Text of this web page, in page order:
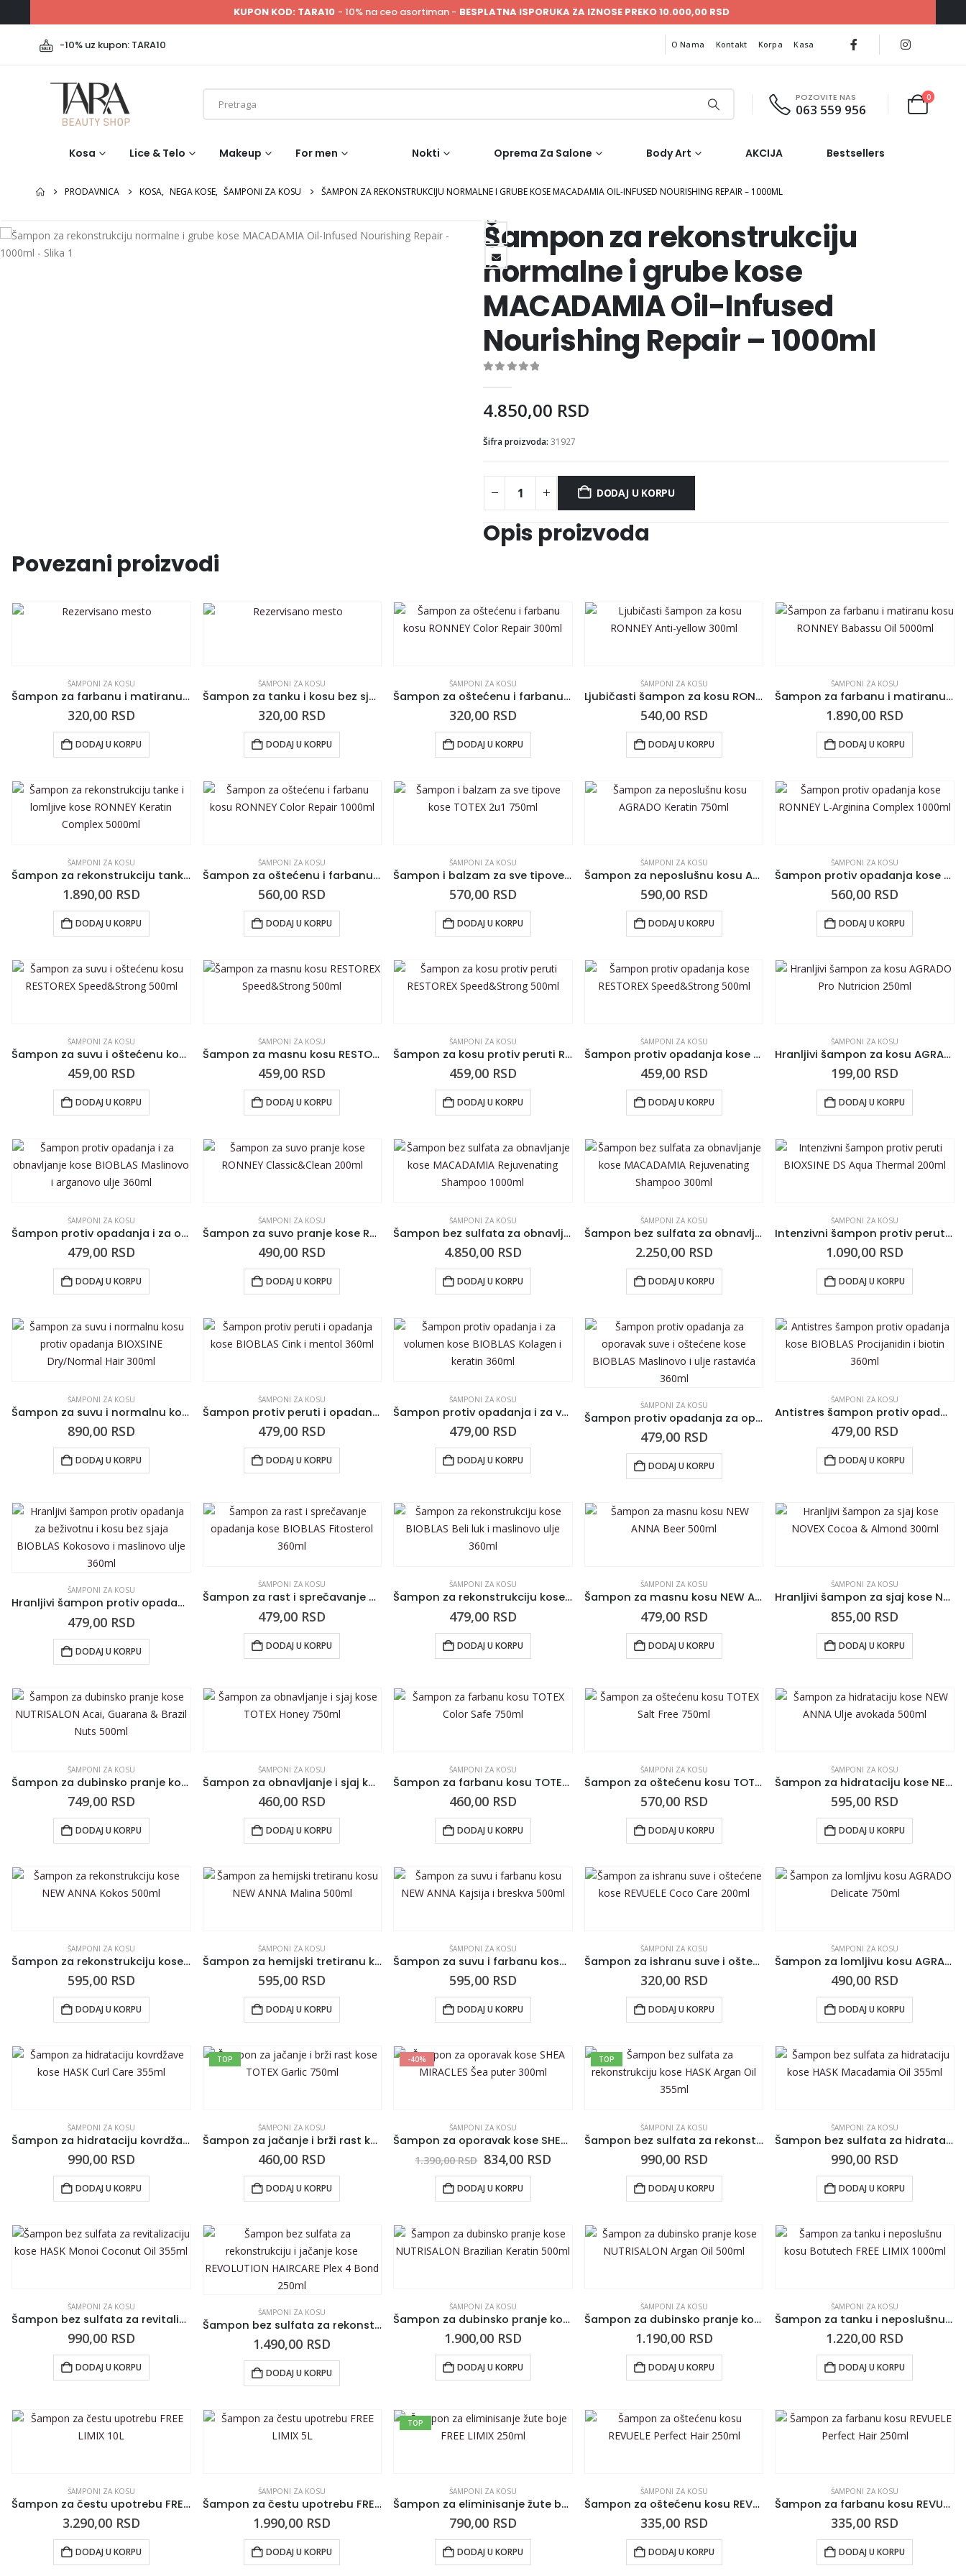
KUPON KOD: TARA10 - 10% na ceo asortiman - BESPLATNA ISPORUKA ZA IZNOSE PREKO 10.000,00 RSD
-10% uz kupon: TARA10 O Nama Kontakt Korpa Kasa
POZOVITE NAS
063 559 956
0
Kosa Lice & Telo Makeup For men Nokti Oprema Za Salone Body Art AKCIJA Bestsellers
PRODAVNICA KOSA, NEGA KOSE, ŠAMPONI ZA KOSU ŠAMPON ZA REKONSTRUKCIJU NORMALNE I GRUBE KOSE MACADAMIA OIL-INFUSED NOURISHING REPAIR – 1000ML
Šampon za rekonstrukciju
normalne i grube kose
MACADAMIA Oil-Infused
Nourishing Repair – 1000ml
4.850,00 RSD
Šifra proizvoda: 31927
DODAJ U KORPU
Opis proizvoda
Povezani proizvodi
ŠAMPONI ZA KOSU
Šampon za farbanu i matiranu kosu RONNEY Babassu Oil 300ml
320,00 RSD
DODAJ U KORPU
ŠAMPONI ZA KOSU
Šampon za tanku i kosu bez sjaja RONNEY Silk Sleek 300ml
320,00 RSD
DODAJ U KORPU
ŠAMPONI ZA KOSU
Šampon za oštećenu i farbanu kosu RONNEY Color Repair 300ml
320,00 RSD
DODAJ U KORPU
ŠAMPONI ZA KOSU
Ljubičasti šampon za kosu RONNEY Anti-yellow 300ml
540,00 RSD
DODAJ U KORPU
ŠAMPONI ZA KOSU
Šampon za farbanu i matiranu kosu RONNEY Babassu Oil 5000ml
1.890,00 RSD
DODAJ U KORPU
ŠAMPONI ZA KOSU
Šampon za rekonstrukciju tanke i lomljive kose RONNEY Keratin Complex 5000ml
1.890,00 RSD
DODAJ U KORPU
ŠAMPONI ZA KOSU
Šampon za oštećenu i farbanu kosu RONNEY Color Repair 1000ml
560,00 RSD
DODAJ U KORPU
ŠAMPONI ZA KOSU
Šampon i balzam za sve tipove kose TOTEX 2u1 750ml
570,00 RSD
DODAJ U KORPU
ŠAMPONI ZA KOSU
Šampon za neposlušnu kosu AGRADO Keratin 750ml
590,00 RSD
DODAJ U KORPU
ŠAMPONI ZA KOSU
Šampon protiv opadanja kose RONNEY L-Arginina Complex 1000ml
560,00 RSD
DODAJ U KORPU
ŠAMPONI ZA KOSU
Šampon za suvu i oštećenu kosu RESTOREX Speed&Strong 500ml
459,00 RSD
DODAJ U KORPU
ŠAMPONI ZA KOSU
Šampon za masnu kosu RESTOREX Speed&Strong 500ml
459,00 RSD
DODAJ U KORPU
ŠAMPONI ZA KOSU
Šampon za kosu protiv peruti RESTOREX Speed&Strong 500ml
459,00 RSD
DODAJ U KORPU
ŠAMPONI ZA KOSU
Šampon protiv opadanja kose RESTOREX Speed&Strong 500ml
459,00 RSD
DODAJ U KORPU
ŠAMPONI ZA KOSU
Hranljivi šampon za kosu AGRADO Pro Nutricion 250ml
199,00 RSD
DODAJ U KORPU
ŠAMPONI ZA KOSU
Šampon protiv opadanja i za obnavljanje kose BIOBLAS Maslinovo i arganovo ulje 360ml
479,00 RSD
DODAJ U KORPU
ŠAMPONI ZA KOSU
Šampon za suvo pranje kose RONNEY Classic&Clean 200ml
490,00 RSD
DODAJ U KORPU
ŠAMPONI ZA KOSU
Šampon bez sulfata za obnavljanje kose MACADAMIA Rejuvenating Shampoo 1000ml
4.850,00 RSD
DODAJ U KORPU
ŠAMPONI ZA KOSU
Šampon bez sulfata za obnavljanje kose MACADAMIA Rejuvenating Shampoo 300ml
2.250,00 RSD
DODAJ U KORPU
ŠAMPONI ZA KOSU
Intenzivni šampon protiv peruti BIOXSINE DS Aqua Thermal 200ml
1.090,00 RSD
DODAJ U KORPU
ŠAMPONI ZA KOSU
Šampon za suvu i normalnu kosu protiv opadanja BIOXSINE Dry/Normal Hair 300ml
890,00 RSD
DODAJ U KORPU
ŠAMPONI ZA KOSU
Šampon protiv peruti i opadanja kose BIOBLAS Cink i mentol 360ml
479,00 RSD
DODAJ U KORPU
ŠAMPONI ZA KOSU
Šampon protiv opadanja i za volumen kose BIOBLAS Kolagen i keratin 360ml
479,00 RSD
DODAJ U KORPU
ŠAMPONI ZA KOSU
Šampon protiv opadanja za oporavak suve i oštećene kose BIOBLAS Maslinovo i ulje rastavića 360ml
479,00 RSD
DODAJ U KORPU
ŠAMPONI ZA KOSU
Antistres šampon protiv opadanja kose BIOBLAS Procijanidin i biotin 360ml
479,00 RSD
DODAJ U KORPU
ŠAMPONI ZA KOSU
Hranljivi šampon protiv opadanja za beživotnu i kosu bez sjaja BIOBLAS Kokosovo i maslinovo ulje 360ml
479,00 RSD
DODAJ U KORPU
ŠAMPONI ZA KOSU
Šampon za rast i sprečavanje opadanja kose BIOBLAS Fitosterol 360ml
479,00 RSD
DODAJ U KORPU
ŠAMPONI ZA KOSU
Šampon za rekonstrukciju kose BIOBLAS Beli luk i maslinovo ulje 360ml
479,00 RSD
DODAJ U KORPU
ŠAMPONI ZA KOSU
Šampon za masnu kosu NEW ANNA Beer 500ml
479,00 RSD
DODAJ U KORPU
ŠAMPONI ZA KOSU
Hranljivi šampon za sjaj kose NOVEX Cocoa & Almond 300ml
855,00 RSD
DODAJ U KORPU
ŠAMPONI ZA KOSU
Šampon za dubinsko pranje kose NUTRISALON Acai, Guarana & Brazil Nuts 500ml
749,00 RSD
DODAJ U KORPU
ŠAMPONI ZA KOSU
Šampon za obnavljanje i sjaj kose TOTEX Honey 750ml
460,00 RSD
DODAJ U KORPU
ŠAMPONI ZA KOSU
Šampon za farbanu kosu TOTEX Color Safe 750ml
460,00 RSD
DODAJ U KORPU
ŠAMPONI ZA KOSU
Šampon za oštećenu kosu TOTEX Salt Free 750ml
570,00 RSD
DODAJ U KORPU
ŠAMPONI ZA KOSU
Šampon za hidrataciju kose NEW ANNA Ulje avokada 500ml
595,00 RSD
DODAJ U KORPU
ŠAMPONI ZA KOSU
Šampon za rekonstrukciju kose NEW ANNA Kokos 500ml
595,00 RSD
DODAJ U KORPU
ŠAMPONI ZA KOSU
Šampon za hemijski tretiranu kosu NEW ANNA Malina 500ml
595,00 RSD
DODAJ U KORPU
ŠAMPONI ZA KOSU
Šampon za suvu i farbanu kosu NEW ANNA Kajsija i breskva 500ml
595,00 RSD
DODAJ U KORPU
ŠAMPONI ZA KOSU
Šampon za ishranu suve i oštećene kose REVUELE Coco Care 200ml
320,00 RSD
DODAJ U KORPU
ŠAMPONI ZA KOSU
Šampon za lomljivu kosu AGRADO Delicate 750ml
490,00 RSD
DODAJ U KORPU
ŠAMPONI ZA KOSU
Šampon za hidrataciju kovrdžave kose HASK Curl Care 355ml
990,00 RSD
DODAJ U KORPU
TOP
ŠAMPONI ZA KOSU
Šampon za jačanje i brži rast kose TOTEX Garlic 750ml
460,00 RSD
DODAJ U KORPU
-40%
ŠAMPONI ZA KOSU
Šampon za oporavak kose SHEA MIRACLES Šea puter 300ml
1.390,00RSD 834,00 RSD
DODAJ U KORPU
TOP
ŠAMPONI ZA KOSU
Šampon bez sulfata za rekonstrukciju kose HASK Argan Oil 355ml
990,00 RSD
DODAJ U KORPU
ŠAMPONI ZA KOSU
Šampon bez sulfata za hidrataciju kose HASK Macadamia Oil 355ml
990,00 RSD
DODAJ U KORPU
ŠAMPONI ZA KOSU
Šampon bez sulfata za revitalizaciju kose HASK Monoi Coconut Oil 355ml
990,00 RSD
DODAJ U KORPU
ŠAMPONI ZA KOSU
Šampon bez sulfata za rekonstrukciju i jačanje kose REVOLUTION HAIRCARE Plex 4 Bond 250ml
1.490,00 RSD
DODAJ U KORPU
ŠAMPONI ZA KOSU
Šampon za dubinsko pranje kose NUTRISALON Brazilian Keratin 500ml
1.900,00 RSD
DODAJ U KORPU
ŠAMPONI ZA KOSU
Šampon za dubinsko pranje kose NUTRISALON Argan Oil 500ml
1.190,00 RSD
DODAJ U KORPU
ŠAMPONI ZA KOSU
Šampon za tanku i neposlušnu kosu Botutech FREE LIMIX 1000ml
1.220,00 RSD
DODAJ U KORPU
ŠAMPONI ZA KOSU
Šampon za čestu upotrebu FREE LIMIX 10L
3.290,00 RSD
DODAJ U KORPU
ŠAMPONI ZA KOSU
Šampon za čestu upotrebu FREE LIMIX 5L
1.990,00 RSD
DODAJ U KORPU
TOP
ŠAMPONI ZA KOSU
Šampon za eliminisanje žute boje FREE LIMIX 250ml
790,00 RSD
DODAJ U KORPU
ŠAMPONI ZA KOSU
Šampon za oštećenu kosu REVUELE Perfect Hair 250ml
335,00 RSD
DODAJ U KORPU
ŠAMPONI ZA KOSU
Šampon za farbanu kosu REVUELE Perfect Hair 250ml
335,00 RSD
DODAJ U KORPU